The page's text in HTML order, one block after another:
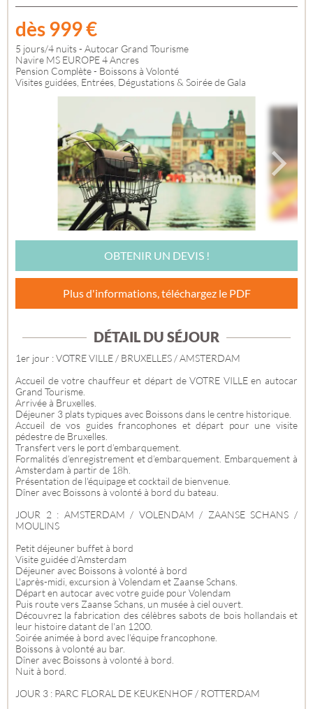
dès999€
5 jours/4 nuits - Autocar Grand Tourisme
Navire MS EUROPE 4 Ancres
Pension Complète - Boissons à Volonté
Visites guidées, Entrées, Dégustations & Soirée de Gala
OBTENIR UN DEVIS !
Plus d'informations, téléchargez le PDF
DÉTAIL DU SÉJOUR
1er jour : VOTRE VILLE / BRUXELLES / AMSTERDAM
Accueil de votre chauffeur et départ de VOTRE VILLE en autocar
Grand Tourisme.
Arrivée à Bruxelles.
Déjeuner 3 plats typiques avec Boissons dans le centre historique.
Accueil de vos guides francophones et départ pour une visite
pédestre de Bruxelles.
Transfert vers le port d’embarquement.
Formalités d’enregistrement et d’embarquement. Embarquement à
Amsterdam à partir de 18h.
Présentation de l'équipage et cocktail de bienvenue.
Dîner avec Boissons à volonté à bord du bateau.
JOUR 2 : AMSTERDAM / VOLENDAM / ZAANSE SCHANS /
MOULINS
Petit déjeuner buffet à bord
Visite guidée d’Amsterdam
Déjeuner avec Boissons à volonté à bord
L'après-midi, excursion à Volendam et Zaanse Schans.
Départ en autocar avec votre guide pour Volendam
Puis route vers Zaanse Schans, un musée à ciel ouvert.
Découvrez la fabrication des célèbres sabots de bois hollandais et
leur histoire datant de l'an 1200.
Soirée animée à bord avec l’équipe francophone.
Boissons à volonté au bar.
Dîner avec Boissons à volonté à bord.
Nuit à bord.
JOUR 3 : PARC FLORAL DE KEUKENHOF / ROTTERDAM